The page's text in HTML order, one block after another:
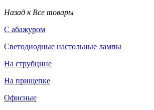
Назад к Все товары
С абажуром
Светодиодные настольные лампы
На струбцине
На прищепке
Офисные